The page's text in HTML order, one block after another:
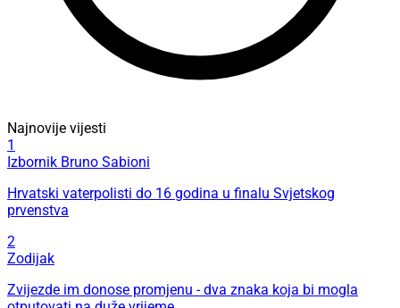
Najnovije vijesti
1
Izbornik Bruno Sabioni
Hrvatski vaterpolisti do 16 godina u finalu Svjetskog
prvenstva
2
Zodijak
Zvijezde im donose promjenu - dva znaka koja bi mogla